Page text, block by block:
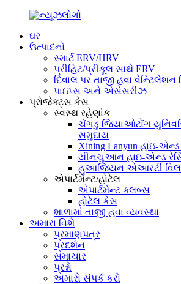
ઘર
ઉત્પાદનો
સ્માર્ટ ERV/HRV
પ્રીહિટ/પ્રીકૂલ સાથે ERV
દિવાલ પર તાજી હવા વેન્ટિલેશન
પાઇપ્સ અને એસેસરીઝ
પ્રોજેક્ટ્સ કેસ
સ્વસ્થ રહેણાંક
ચેંગડુ જિયાઓટોંગ
સમુદાય
Xining Lanyun હાઇ-
યીનચુઆન હાઇ-એન્ડ
હુઆજિયન એઆરટી
એપાર્ટમેન્ટ/હોટેલ
એપાર્ટમેન્ટ ક્લબ્સ
હોટેલ કેસ
શાળામાં તાજી હવા વ્યવસ્થા
અમારા વિશે
પ્રમાણપત્ર
પ્રદર્શન
સમાચાર
પ્રશ્નો
અમારો સંપર્ક કરો